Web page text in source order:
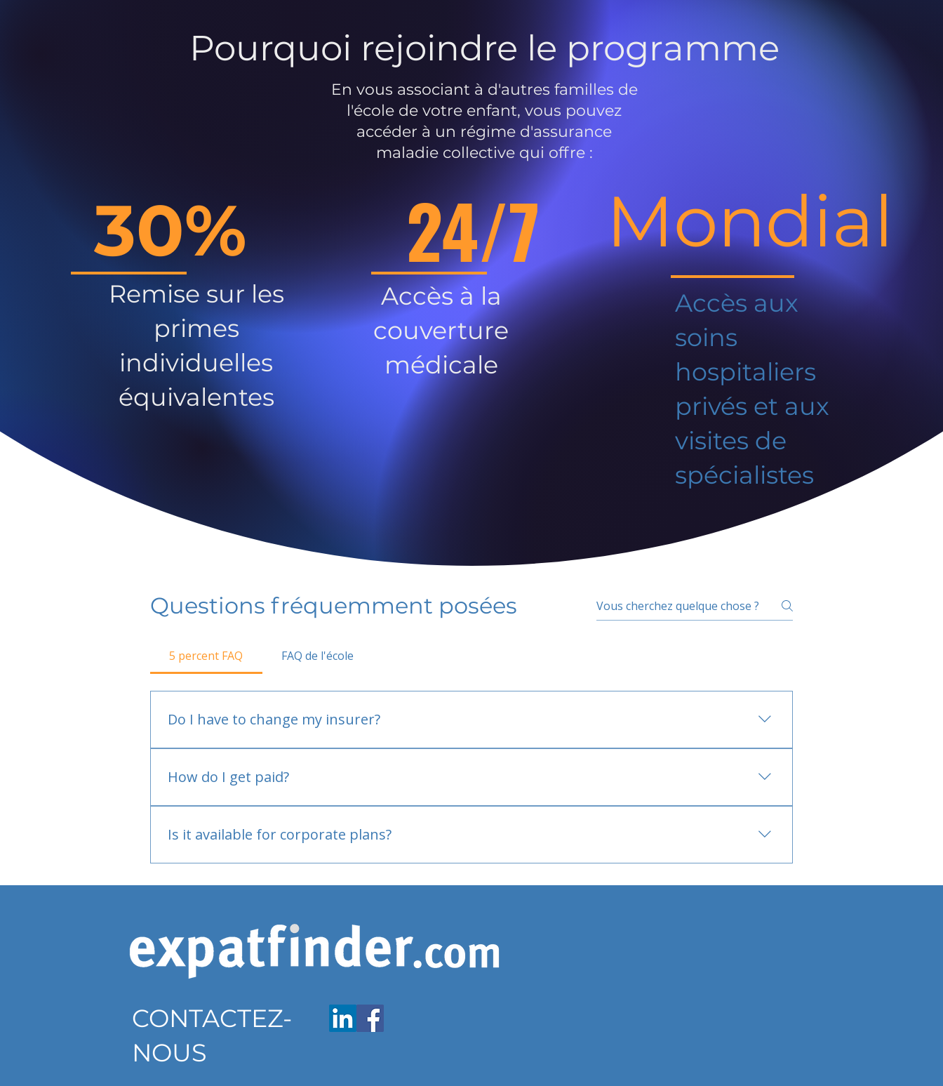
Pourquoi rejoindre le programme
En vous associant à d'autres familles de
l'école de votre enfant, vous pouvez
accéder à un régime d'assurance
maladie collective qui offre :
30%
Remise sur les
primes
individuelles
équivalentes
24/7
Accès à la
couverture
médicale
Mondial
Accès aux
soins
hospitaliers
privés et aux
visites de
spécialistes
Questions fréquemment posées
5 percent FAQ FAQ de l'école
Do I have to change my insurer?
How do I get paid?
Is it available for corporate plans?
CONTACTEZ-
NOUS